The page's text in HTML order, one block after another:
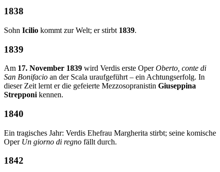
1838
Sohn Icilio kommt zur Welt; er stirbt 1839.
1839
Am 17. November 1839 wird Verdis erste OperOberto, conte di
San Bonifacio an der Scala uraufgeführt – ein Achtungserfolg. In
dieser Zeit lernt er die gefeierte Mezzosopranistin Giuseppina
Strepponi kennen.
1840
Ein tragisches Jahr: Verdis Ehefrau Margherita stirbt; seine komische
Oper Un giorno di regno fällt durch.
1842